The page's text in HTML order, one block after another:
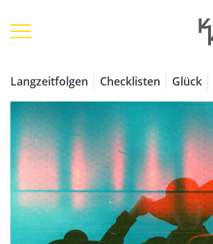
Langzeitfolgen Checklisten Glück